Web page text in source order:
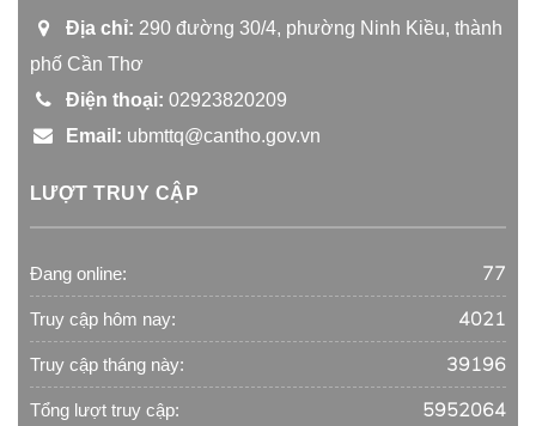
Địa chỉ: 290 đường 30/4, phường Ninh Kiều, thành
phố Cần Thơ
Điện thoại: 02923820209
Email: ubmttq@cantho.gov.vn
LƯỢT TRUY CẬP
Đang online: 77
Truy cập hôm nay: 4021
Truy cập tháng này: 39196
Tổng lượt truy cập: 5952064